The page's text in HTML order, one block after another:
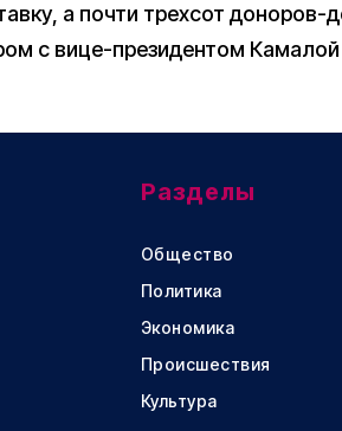
а почти трехсот доноров-
с вице-президентом Камалой
Разделы
Общество
Политика
Экономика
Происшествия
Культура